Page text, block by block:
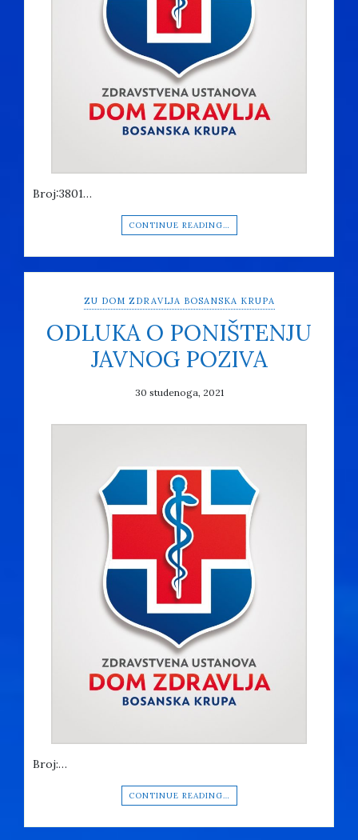
Broj:3801…
CONTINUE READING…
ZU DOM ZDRAVLJA BOSANSKA KRUPA
ODLUKA O PONIŠTENJU
JAVNOG POZIVA
30 studenoga, 2021
Broj:…
CONTINUE READING…